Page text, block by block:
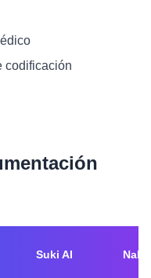
codificación
Suki AI